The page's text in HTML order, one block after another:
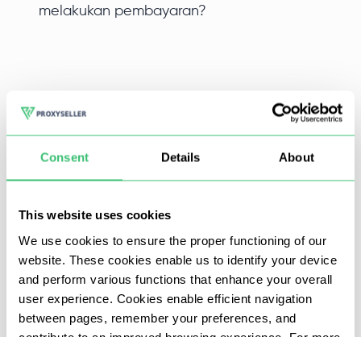
Consent Details About
This website uses cookies
We use cookies to ensure the proper functioning of our
website. These cookies enable us to identify your device
and perform various functions that enhance your overall
user experience. Cookies enable efficient navigation
between pages, remember your preferences, and
melakukan pembayaran?
Tidak ada yang menolak jika bisa dapat kripto hanya
dari main game saja dan hal inilah yang ditawarkan oleh
Alien Worlds! Dengan menggunakan server proxy untuk
Alien Worlds, Anda mendapatkan opsi untuk
Mengapa proxy dibutuhkan untuk
Alien Worlds